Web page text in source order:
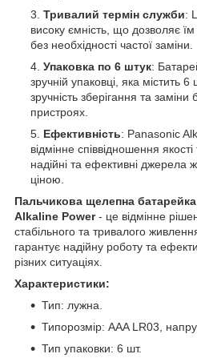
Тривалий термін служби:
високу ємність, що дозволяє
без необхідності частої заміни.
Упаковка по 6 штук:
зручній упаковці, яка містить
зручність зберігання та
пристроях.
Ефективність: Panasonic
відмінне співвідношення
надійні та ефективні джерела
ціною.
Пальчикова щелепна
Alkaline Power- це відмінне
стабільного та тривалого
гарантує надійну роботу та
різних ситуаціях.
Характеристики:
Тип: лужна.
Типорозмір: AAA LR03,
Тип упаковки: 6 шт.